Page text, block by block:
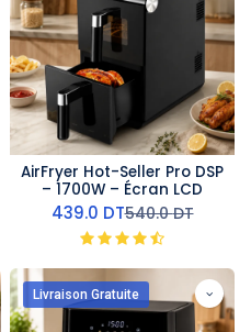
AirFryer Hot-Seller Pro DSP
– 1700W – Écran LCD
439.0 DT540.0DT
Livraison Gratuite